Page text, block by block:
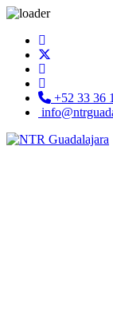
+52 33 36